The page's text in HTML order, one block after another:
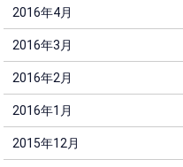
2016年4月
2016年3月
2016年2月
2016年1月
2015年12月